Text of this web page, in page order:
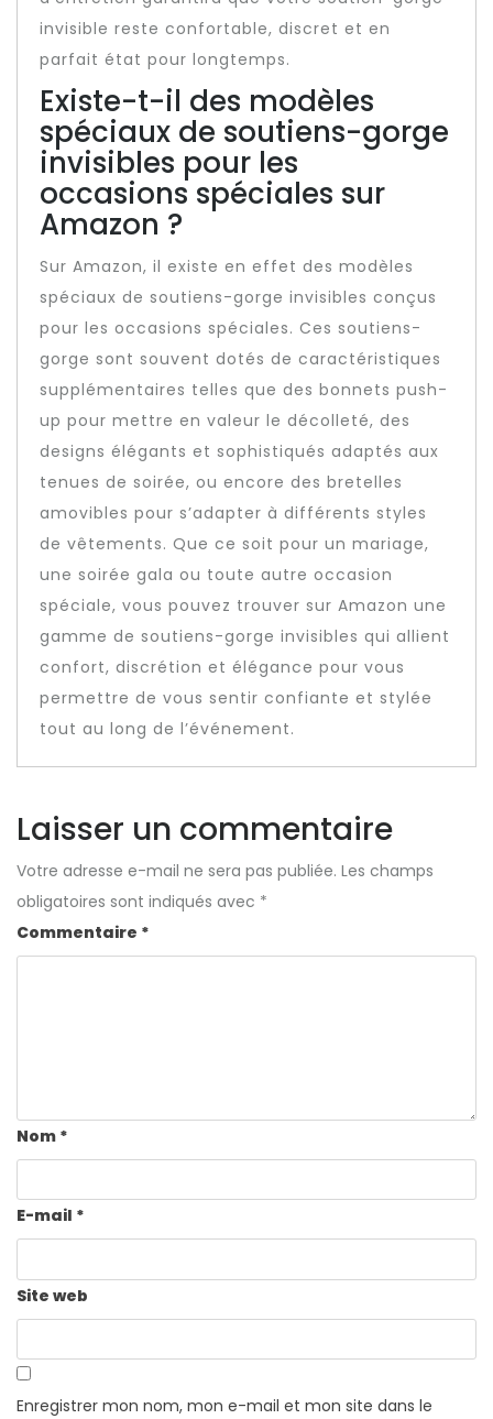
invisible reste confortable, discret et en
parfait état pour longtemps.
Existe-t-il des modèles
spéciaux de soutiens-gorge
invisibles pour les
occasions spéciales sur
Amazon ?
Sur Amazon, il existe en effet des modèles
spéciaux de soutiens-gorge invisibles conçus
pour les occasions spéciales. Ces soutiens-
gorge sont souvent dotés de caractéristiques
supplémentaires telles que des bonnets push-
up pour mettre en valeur le décolleté, des
designs élégants et sophistiqués adaptés aux
tenues de soirée, ou encore des bretelles
amovibles pour s’adapter à différents styles
de vêtements. Que ce soit pour un mariage,
une soirée gala ou toute autre occasion
spéciale, vous pouvez trouver sur Amazon une
gamme de soutiens-gorge invisibles qui allient
confort, discrétion et élégance pour vous
permettre de vous sentir confiante et stylée
tout au long de l’événement.
Laisser un commentaire
Votre adresse e-mail ne sera pas publiée. Les champs
obligatoires sont indiqués avec *
Commentaire *
Nom *
E-mail *
Site web
Enregistrer mon nom, mon e-mail et mon site dans le